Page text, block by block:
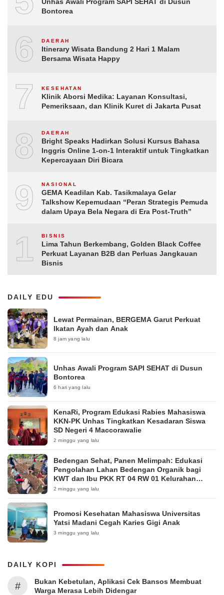
Bontorea
6 DAERAH
Itinerary Wisata Bandung 2 Hari 1 Malam
Bersama Wisata Happy
7 KESEHATAN
Klinik Aborsi Medika: Layanan Konsultasi,
Pemeriksaan, dan Klinik Kuret di Jakarta Pusat
8 DAERAH
Bright Speaks Hadirkan Solusi Kursus Bahasa
Inggris Online 1-on-1 Interaktif untuk Tingkatkan
Kepercayaan Diri Bicara
9 NASIONAL
GEMA Keadilan Kab. Tasikmalaya Gelar
Talkshow Kepemudaan “Peran Strategis Pemuda
dalam Upaya Bela Negara di Era Post-Truth”
10BISNIS
Lima Tahun Berkembang, Golden Black Coffee
Perkuat Layanan B2B dan Perluas Jangkauan
Bisnis
DAILY EDU
Lewat Permainan, BERGEMA Garut Perkuat
Ikatan Ayah dan Anak
8 jam yang lalu
Unhas Awali Program SAPI SEHAT di Dusun
Bontorea
6 hari yang lalu
KenaRi, Program Edukasi Rabies Mahasiswa
KKN-PK Unhas Tingkatkan Kesadaran Siswa
SD Negeri 4 Maccorawalie
2 minggu yang lalu
Bedengan Sehat, Panen Melimpah: Edukasi
Pengolahan Lahan Bedengan Organik bagi
KWT dan Ibu PKK RT 04 RW 01 Kelurahan
Pakintelan
2 minggu yang lalu
Promosi Kesehatan Mahasiswa Universitas
Yatsi Madani Cegah Karies Gigi Anak
3 minggu yang lalu
DAILY KOPI
#
Bukan Kebetulan, Aplikasi Cek Bansos Membuat
Warga Merasa Lebih Didengar